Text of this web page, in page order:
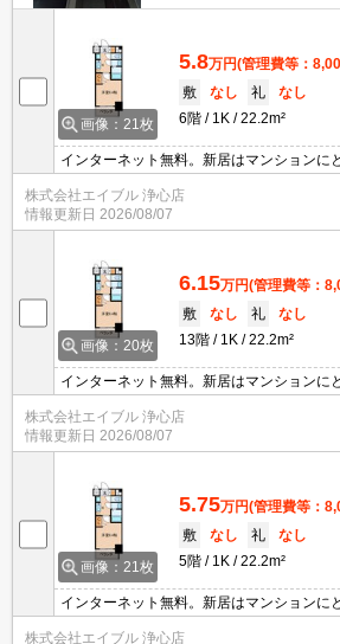
画像：21枚
5.8万円(管理費等：
敷
なし 礼
なし
6階
1K 22.2m²
インターネット無料。新居はマンションに
株式会社エイブル 浄心店
情報更新日 2026/08/07
画像：20枚
6.15万円(管理費等：
敷
なし 礼
なし
13階
1K 22.2m²
インターネット無料。新居はマンションに
株式会社エイブル 浄心店
情報更新日 2026/08/07
画像：21枚
5.75万円(管理費等：
敷
なし 礼
なし
5階
1K 22.2m²
インターネット無料。新居はマンションに
株式会社エイブル 浄心店